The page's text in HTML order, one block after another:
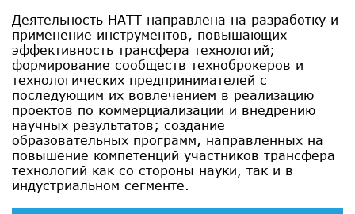
Деятельность НАТТ направлена на разработку и
применение инструментов, повышающих
эффективность трансфера технологий;
формирование сообществ техноброкеров и
технологических предпринимателей с
последующим их вовлечением в реализацию
проектов по коммерциализации и внедрению
научных результатов; создание
образовательных программ, направленных на
повышение компетенций участников трансфера
технологий как со стороны науки, так и в
индустриальном сегменте.